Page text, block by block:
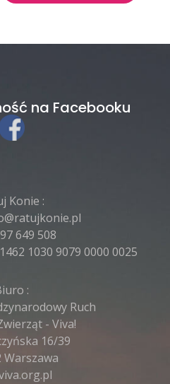
na Facebooku
Konie :
649 508
1030 9079 0000 0025
:
Ruch
- Viva!
16/39
Warszawa